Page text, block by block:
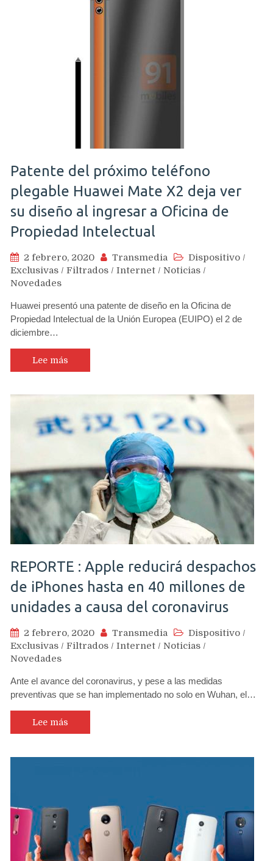
Patente del próximo teléfono
plegable Huawei Mate X2 deja ver
su diseño al ingresar a Oficina de
Propiedad Intelectual
2 febrero, 2020 Transmedia Dispositivo /
Exclusivas / Filtrados / Internet / Noticias /
Novedades
Huawei presentó una patente de diseño en la Oficina de
Propiedad Intelectual de la Unión Europea (EUIPO) el 2 de
diciembre…
Lee más
REPORTE : Apple reducirá despachos
de iPhones hasta en 40 millones de
unidades a causa del coronavirus
2 febrero, 2020 Transmedia Dispositivo /
Exclusivas / Filtrados / Internet / Noticias /
Novedades
Ante el avance del coronavirus, y pese a las medidas
preventivas que se han implementado no solo en Wuhan, el…
Lee más